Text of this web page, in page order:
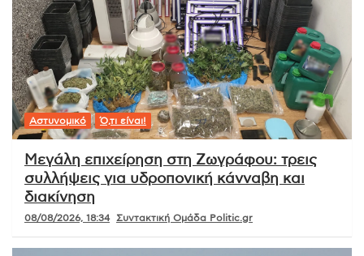
Αστυνομικό Ό,τι είναι!
Μεγάλη επιχείρηση στη Ζωγράφου: τρεις
συλλήψεις για υδροπονική κάνναβη και
διακίνηση
08/08/2026, 18:34 Συντακτική Ομάδα Politic.gr